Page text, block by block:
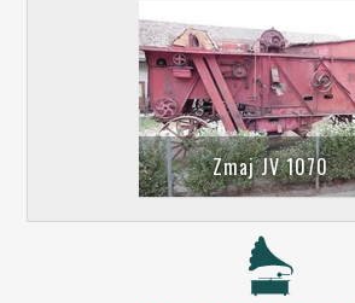
Zmaj JV 1070